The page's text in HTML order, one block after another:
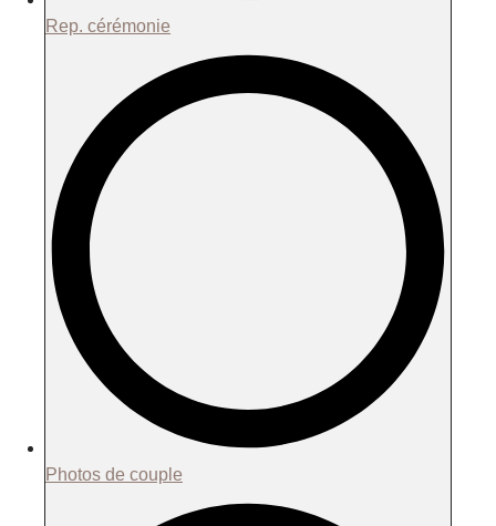
Rep. cérémonie
Photos de couple